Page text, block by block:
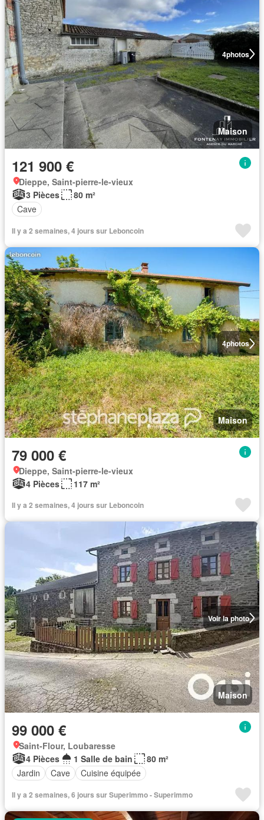
4photos
Maison
121 900 €
Dieppe, Saint-pierre-le-vieux
3 Pièces
80 m²
Cave
Il y a 2 semaines, 4 jours sur Leboncoin
4photos
Maison
79 000 €
Dieppe, Saint-pierre-le-vieux
4 Pièces
117 m²
Il y a 2 semaines, 4 jours sur Leboncoin
Voir la photo
Maison
99 000 €
Saint-Flour, Loubaresse
4 Pièces
1 Salle de bain
80 m²
Jardin
Cave Cuisine équipée
Il y a 2 semaines, 6 jours sur Superimmo - Superimmo